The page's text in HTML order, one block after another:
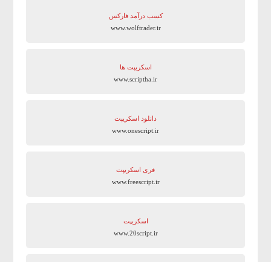
کسب درآمد فارکس
www.wolftrader.ir
اسکریپت ها
www.scriptha.ir
دانلود اسکریپت
www.onescript.ir
فری اسکریپت
www.freescript.ir
اسکریپت
www.20script.ir